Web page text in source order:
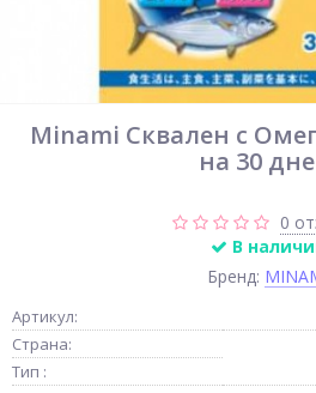
Minami Сквален с
на 30
0
В
Бренд:
Артикул:
Страна:
Тип :